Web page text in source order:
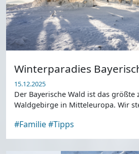
Winterparadies
15.12.2025
Der Bayerische Wald ist das größte
Waldgebirge in Mitteleuropa. Wir
#Familie#Tipps